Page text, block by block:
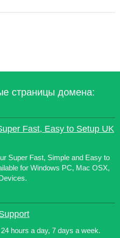
страницы домена:
Fast, Easy to Setup UK
Super Fast, Simple and Easy to
for Windows PC, Mac OSX,
hours a day, 7 days a week.